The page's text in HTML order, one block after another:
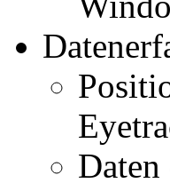
Daten